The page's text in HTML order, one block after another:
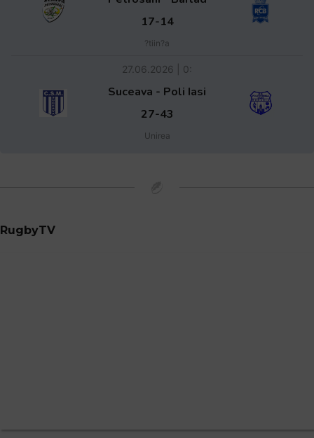
17-14
?tiin?a
27.06.2026 | 0:
Suceava - Poli Iasi
27-43
Unirea
RugbyTV